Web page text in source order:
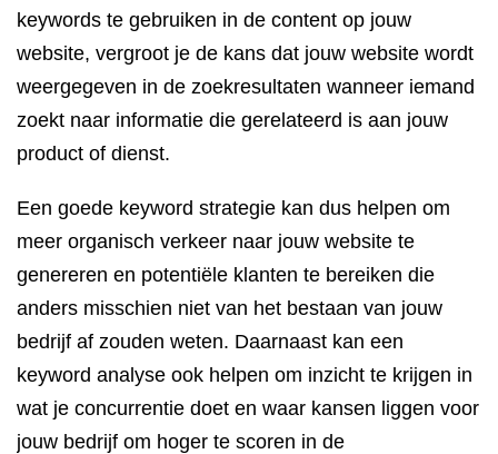
keywords te gebruiken in de content op jouw
website, vergroot je de kans dat jouw website wordt
weergegeven in de zoekresultaten wanneer iemand
zoekt naar informatie die gerelateerd is aan jouw
product of dienst.
Een goede keyword strategie kan dus helpen om
meer organisch verkeer naar jouw website te
genereren en potentiële klanten te bereiken die
anders misschien niet van het bestaan van jouw
bedrijf af zouden weten. Daarnaast kan een
keyword analyse ook helpen om inzicht te krijgen in
wat je concurrentie doet en waar kansen liggen voor
jouw bedrijf om hoger te scoren in de